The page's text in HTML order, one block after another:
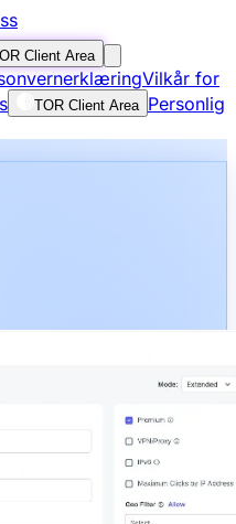
Client Area
Vilkår for
TOR Client Area Personlig